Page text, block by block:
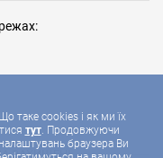
таке cookies і як ми їх
тут. Продовжуючи
браузера Ви
ЗАХИЩЕНІ